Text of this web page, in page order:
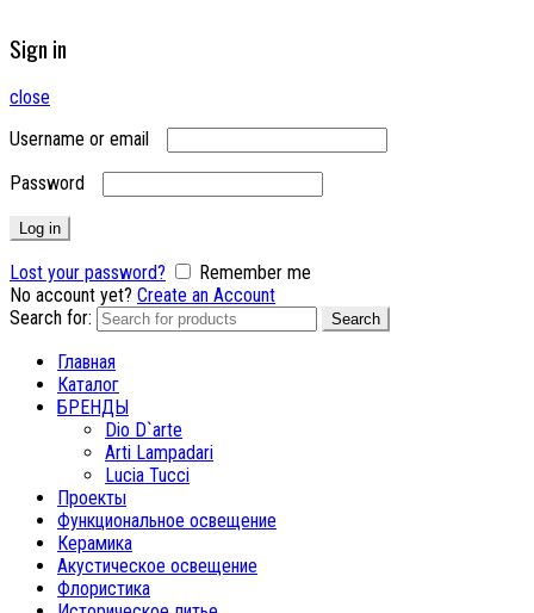
Sign in
close
Username or email
Password
Log in
Lost your password?
Remember me
No account yet? Create an Account
Search for:
Search
Главная
Каталог
БРЕНДЫ
Dio D`arte
Arti Lampadari
Lucia Tucci
Проекты
Функциональное освещение
Керамика
Акустическое освещение
Флористика